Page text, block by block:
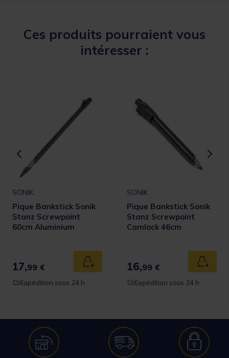
Ces produits pourraient vous
intéresser :
panier
SONIK
Pique Bankstick Sonik
Stanz Screwpoint
60cm Aluminium
17,99 € Ajouter au panier
Expédition sous 24 h
SONIK
Pique Bankstick Sonik
Stanz Screwpoint
Camlock 46cm
16,99 €
Expédition sous 24 h